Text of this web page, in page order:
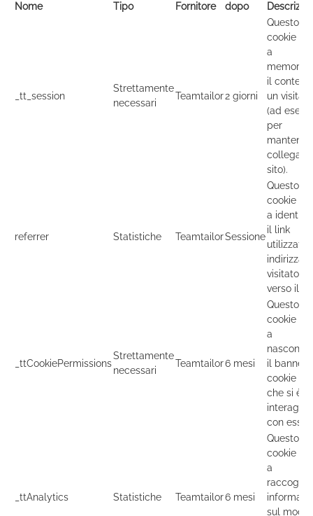
Nome Tipo Fornitore
dopo
_tt_session
Strettamente
necessari
Teamtailor2 giorni
Questo
cookie
a
il
un
(ad
per
collegato
sito).
referrer Statistiche TeamtailorSessione
Questo
cookie
a
il link
utilizzato
visitatori
verso il
_ttCookiePermissions
Strettamente
necessari
Teamtailor6 mesi
Questo
cookie
a
il banner
cookie
che si è
interagito
con esso.
_ttAnalytics Statistiche Teamtailor6 mesi
Questo
cookie
a
sul modo